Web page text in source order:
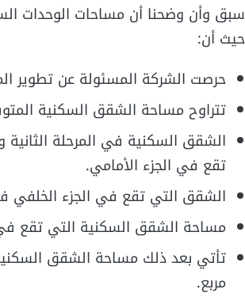
سبق وأن وضحنا أن مساحات الوحدات
حيث أن:
حرصت الشركة المسئولة عن تطوير
تتراوح مساحة الشقق السكنية المتوفرة
تقع في الجزء الأمامي.
الشقق التي تقع في الجزء الخلفي فإن
مساحة الشقق السكنية التي تقع في
مربع.